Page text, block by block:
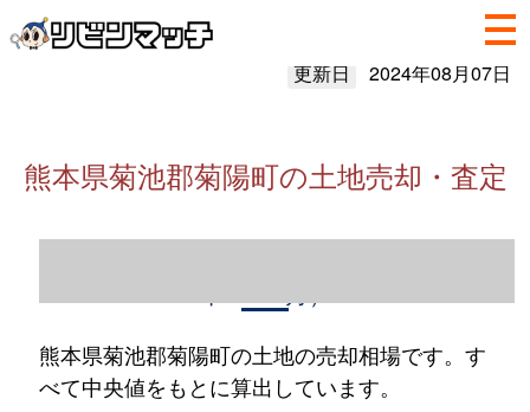
更新日 2024年08月07日
熊本県菊池郡菊陽町の土地売却・査定
熊本県菊池郡菊陽町の土地の売却相場です。す
べて中央値をもとに算出しています。